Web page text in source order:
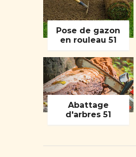
Pose de gazon
en rouleau 51
Abattage
d'arbres 51